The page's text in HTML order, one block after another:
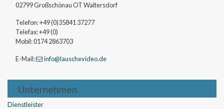
02799Großschönau OT Waltersdorf
Telefon:+49 (0)35841 37277
Telefax:+49 (0)
Mobil:0174 2863703
E-Mail: info@lauschevideo.de
Unternehmen
Dienstleister